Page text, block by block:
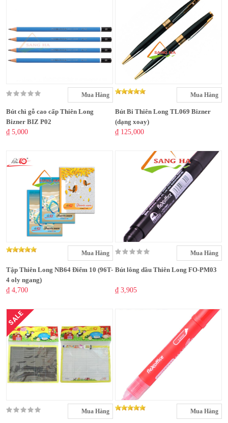
Mua Hàng
Bút chì gỗ cao cấp Thiên Long
Bizner BIZ P02
₫ 5,000
Mua Hàng
Bút Bi Thiên Long TL069 Bizner
(dạng xoay)
₫ 125,000
Mua Hàng
Tập Thiên Long NB64 Điểm 10 (96T-
4 oly ngang)
₫ 4,700
Mua Hàng
Bút lông dầu Thiên Long FO-PM03
₫ 3,905
SALE
Mua Hàng Mua Hàng